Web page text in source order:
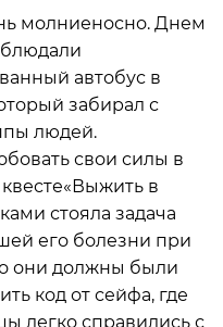
молниеносно. Днем
автобус в
забирал с
людей.
свои силы в
в
стояла задача
его болезни при
они должны были
код от сейфа, где
легко справились с